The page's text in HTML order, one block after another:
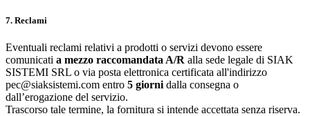
7. Reclami
Eventuali reclami relativi a prodotti o servizi devono essere
comunicati a mezzo raccomandata A/R alla sede legale di SIAK
SISTEMI SRL o via posta elettronica certificata all'indirizzo
pec@siaksistemi.com entro 5 giorni dalla consegna o
dall’erogazione del servizio.
Trascorso tale termine, la fornitura si intende accettata senza riserva.